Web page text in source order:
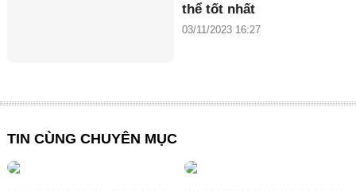
thể tốt nhất
03/11/2023 16:27
TIN CÙNG CHUYÊN MỤC